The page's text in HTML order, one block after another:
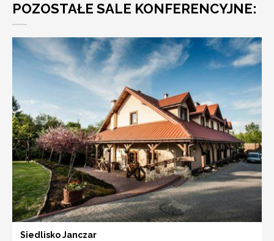
POZOSTAŁE SALE KONFERENCYJNE:
Siedlisko Janczar